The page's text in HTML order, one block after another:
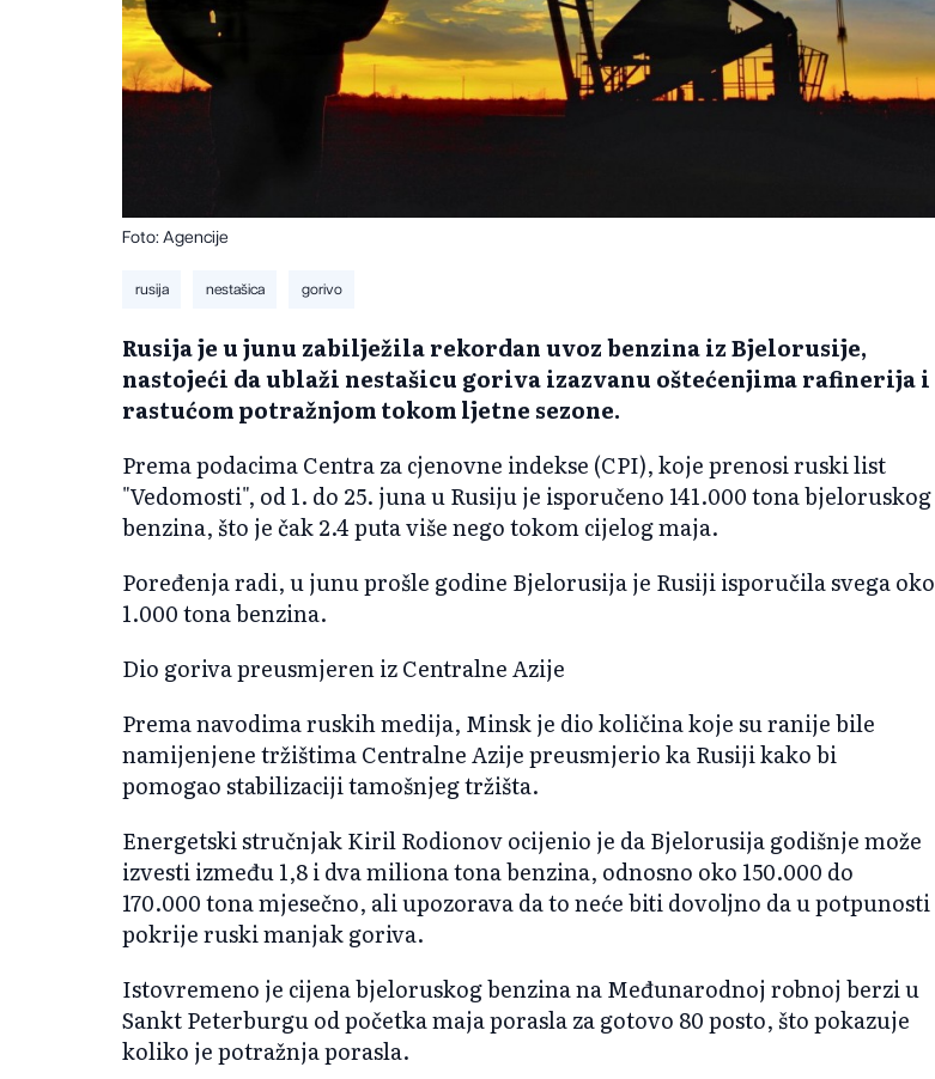
Foto: Agencije
rusija nestašica gorivo
Rusija je u junu zabilježila rekordan uvoz benzina iz Bjelorusije,
nastojeći da ublaži nestašicu goriva izazvanu oštećenjima rafinerija i
rastućom potražnjom tokom ljetne sezone.
Prema podacima Centra za cjenovne indekse (CPI), koje prenosi ruski list
"Vedomosti", od 1. do 25. juna u Rusiju je isporučeno 141.000 tona bjeloruskog
benzina, što je čak 2.4 puta više nego tokom cijelog maja.
Poređenja radi, u junu prošle godine Bjelorusija je Rusiji isporučila svega oko
1.000 tona benzina.
Dio goriva preusmjeren iz Centralne Azije
Prema navodima ruskih medija, Minsk je dio količina koje su ranije bile
namijenjene tržištima Centralne Azije preusmjerio ka Rusiji kako bi
pomogao stabilizaciji tamošnjeg tržišta.
Energetski stručnjak Kiril Rodionov ocijenio je da Bjelorusija godišnje može
izvesti između 1,8 i dva miliona tona benzina, odnosno oko 150.000 do
170.000 tona mjesečno, ali upozorava da to neće biti dovoljno da u potpunosti
pokrije ruski manjak goriva.
Istovremeno je cijena bjeloruskog benzina na Međunarodnoj robnoj berzi u
Sankt Peterburgu od početka maja porasla za gotovo 80 posto, što pokazuje
koliko je potražnja porasla.